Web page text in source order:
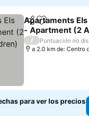
Compartir
Añadir a
Apartaments
- Apartment (2
Children)
/
Puntuación no
a 2.0 km de: Centro
para ver los precios